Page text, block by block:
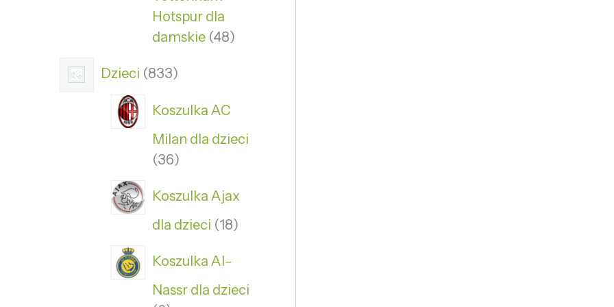
Hotspur dla
damskie 48
Dzieci 833
Koszulka AC
Milan dla dzieci
36
Koszulka Ajax
dla dzieci 18
Koszulka Al-
Nassr dla dzieci